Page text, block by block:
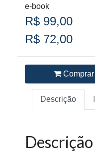
e-book
R$ 99,00
R$ 72,00
Comprar
Descrição
Descrição